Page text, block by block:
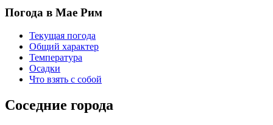
Погода в Мае Рим
Текущая погода
Общий характер
Температура
Осадки
Что взять с собой
Соседние города